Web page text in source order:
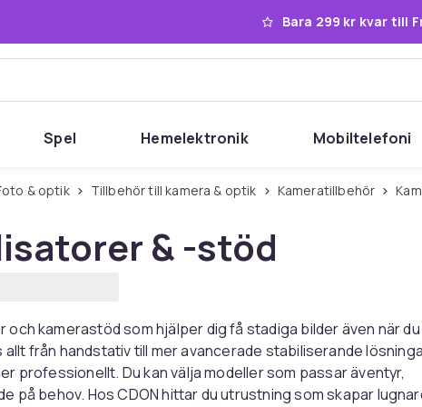
Bara 299 kr kvar till
Spel Hemelektronik Mobiltelefoni
Foto & optik Tillbehör till kamera & optik Kameratillbehör
& -stöd
och kamerastöd som hjälper dig få stadiga bilder även när du
från handstativ till mer avancerade stabiliserande
professionellt. Du kan välja modeller som passar äventyr,
på behov. Hos CDON hittar du utrustning som skapar